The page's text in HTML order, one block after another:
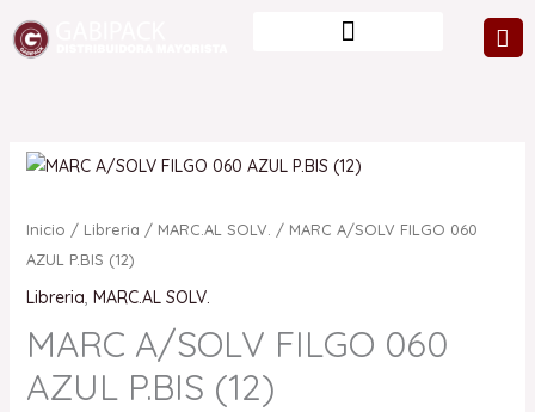
Inicio / Libreria / MARC.AL SOLV. / MARC A/SOLV FILGO 060
AZUL P.BIS (12)
Libreria, MARC.AL SOLV.
MARC A/SOLV FILGO 060
AZUL P.BIS (12)